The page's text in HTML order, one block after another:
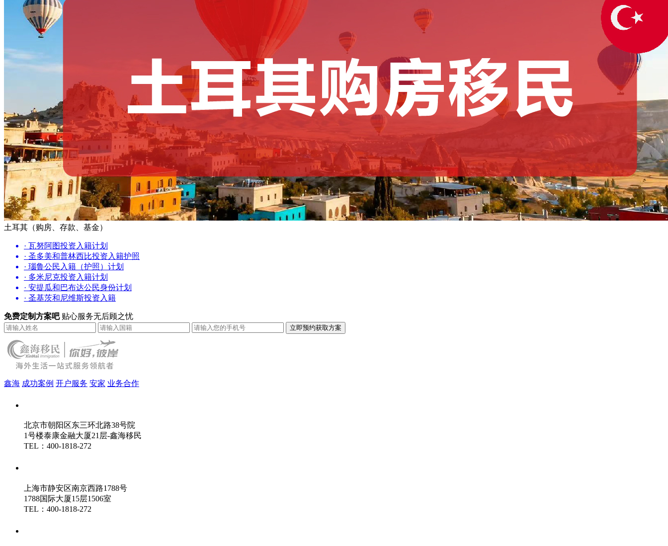
土耳其（购房、存款、基金）
· 瓦努阿图投资入籍计划
· 圣多美和普林西比投资入籍护照
· 瑙鲁公民入籍（护照）计划
· 多米尼克投资入籍计划
· 安提瓜和巴布达公民身份计划
· 圣基茨和尼维斯投资入籍
免费定制方案吧 贴心服务无后顾之忧
鑫海 成功案例 开户服务 安家 业务合作
北京市朝阳区东三环北路38号院
1号楼泰康金融大厦21层-鑫海移民
TEL：400-1818-272
上海市静安区南京西路1788号
1788国际大厦15层1506室
TEL：400-1818-272